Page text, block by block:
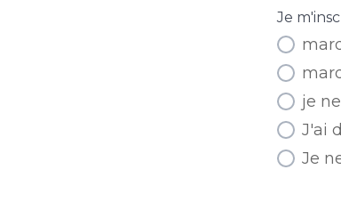
Je
je
J'ai
Je